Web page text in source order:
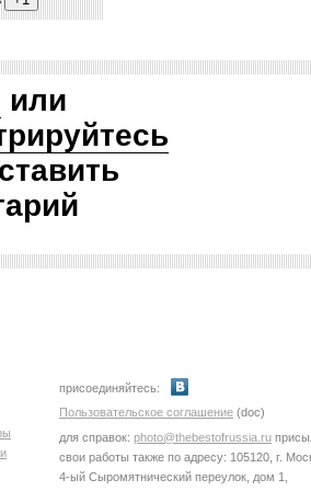
или
присоединяйтесь:
Пользовательское соглашение (doc)
для справок: photo@thebestofrussia.ru
свои работы также по адресу: 105120, г.
4-ый Сыромятнический переулок, дом 1,